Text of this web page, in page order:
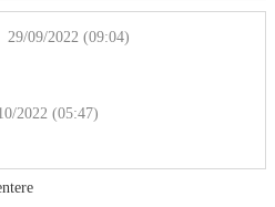
29/09/2022 (09:04)
2022 (05:47)